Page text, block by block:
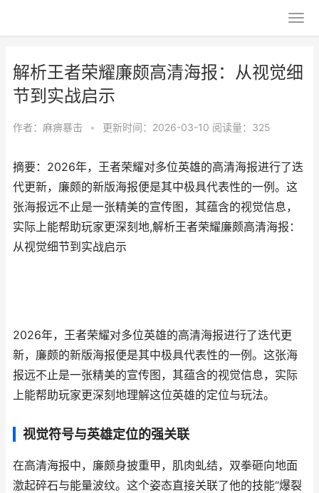
解析王者荣耀廉颇高清海报：从视觉细
节到实战启示
作者： 麻痹暴击 • 更新时间：2026-03-10 阅读量：325
摘要：2026年，王者荣耀对多位英雄的高清海报进行了迭
代更新，廉颇的新版海报便是其中极具代表性的一例。这
张海报远不止是一张精美的宣传图，其蕴含的视觉信息，
实际上能帮助玩家更深刻地,解析王者荣耀廉颇高清海报：
从视觉细节到实战启示
2026年，王者荣耀对多位英雄的高清海报进行了迭代更
新，廉颇的新版海报便是其中极具代表性的一例。这张海
报远不止是一张精美的宣传图，其蕴含的视觉信息，实际
上能帮助玩家更深刻地理解这位英雄的定位与玩法。
视觉符号与英雄定位的强关联
在高清海报中，廉颇身披重甲，肌肉虬结，双拳砸向地面
激起碎石与能量波纹。这个姿态直接关联了他的技能“爆裂